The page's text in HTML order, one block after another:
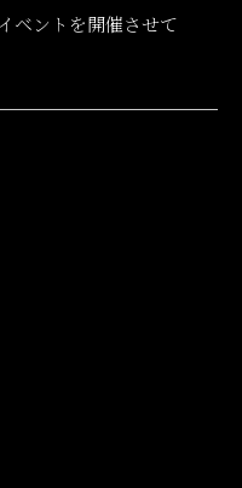
ベントを開催させて